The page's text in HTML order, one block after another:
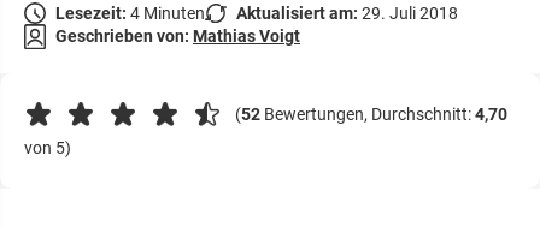
Lesezeit: 4 Minuten Aktualisiert am: 29. Juli 2018
Geschrieben von: Mathias Voigt
(52 Bewertungen, Durchschnitt:4,70
von 5)